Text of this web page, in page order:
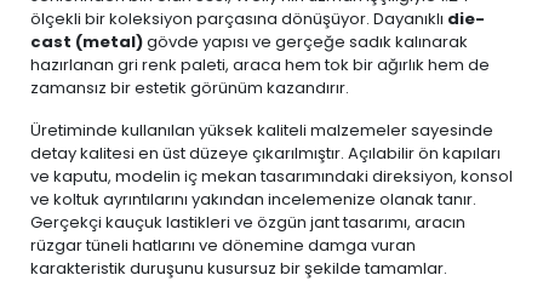
ölçekli bir koleksiyon parçasına dönüşüyor. Dayanıklı die-
cast (metal)gövde yapısı ve gerçeğe sadık kalınarak
hazırlanan gri renk paleti, araca hem tok bir ağırlık hem de
zamansız bir estetik görünüm kazandırır.
Üretiminde kullanılan yüksek kaliteli malzemeler sayesinde
detay kalitesi en üst düzeye çıkarılmıştır. Açılabilir ön kapıları
ve kaputu, modelin iç mekan tasarımındaki direksiyon, konsol
ve koltuk ayrıntılarını yakından incelemenize olanak tanır.
Gerçekçi kauçuk lastikleri ve özgün jant tasarımı, aracın
rüzgar tüneli hatlarını ve dönemine damga vuran
karakteristik duruşunu kusursuz bir şekilde tamamlar.